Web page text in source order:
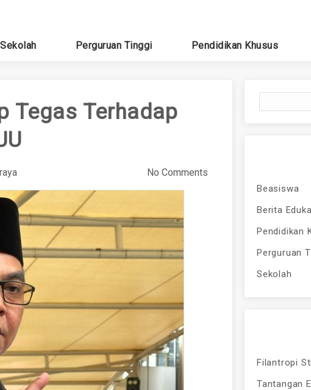
Sekolah Perguruan Tinggi Pendidikan Khusus
Tegas Terhadap
No Comments
Beasiswa
Berita
Pendidikan
Perguruan
Sekolah
Filantropi
Tantangan